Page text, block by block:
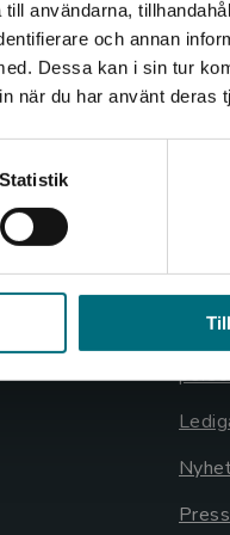
användarna,
och annan
Dessa kan i sin tur
när du har använt deras
Statistik
via
leveranser
köp måste
00
svar